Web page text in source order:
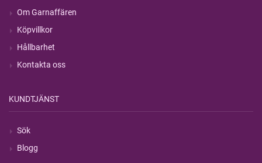
Om Garnaffären
Köpvillkor
Hållbarhet
Kontakta oss
KUNDTJÄNST
Sök
Blogg